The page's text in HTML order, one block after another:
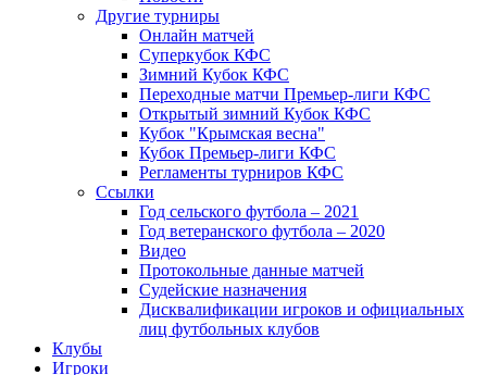
Другие турниры
Онлайн матчей
Суперкубок КФС
Зимний Кубок КФС
Переходные матчи Премьер-лиги КФС
Открытый зимний Кубок КФС
Кубок "Крымская весна"
Кубок Премьер-лиги КФС
Регламенты турниров КФС
Ссылки
Год сельского футбола – 2021
Год ветеранского футбола – 2020
Видео
Протокольные данные матчей
Судейские назначения
Дисквалификации игроков и официальных
лиц футбольных клубов
Клубы
Игроки